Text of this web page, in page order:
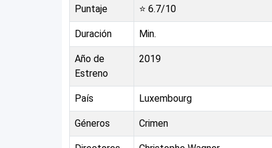
Puntaje ⭐ 6.7/10
Duración Min.
Año de
Estreno
2019
País Luxembourg
Géneros Crimen